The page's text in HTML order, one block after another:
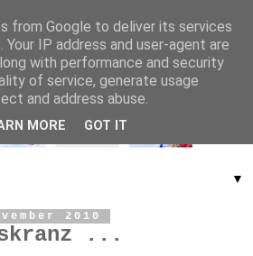
▼
2010
...
from Google to deliver its services
IP address and user-agent are
with performance and security
of service, generate usage
and address abuse.
MORE GOT IT